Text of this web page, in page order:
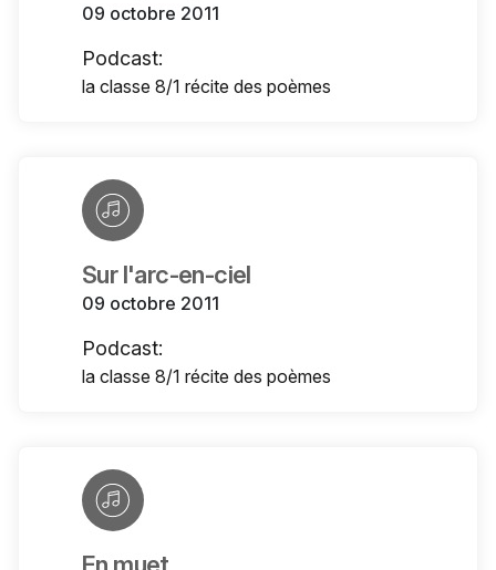
09 octobre 2011
Podcast:
la classe 8/1 récite des poèmes
Sur l'arc-en-ciel
09 octobre 2011
Podcast:
la classe 8/1 récite des poèmes